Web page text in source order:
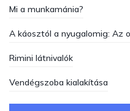
Mi a munkamánia?
A káosztól a nyugalomig: Az
Rimini látnivalók
Vendégszoba kialakítása